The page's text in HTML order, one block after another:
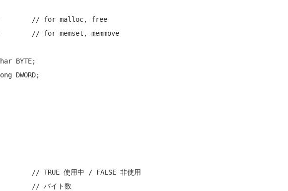
// for malloc, free
// for memset, memmove
DWORD;
// TRUE 使用中 / FALSE 非使用
// バイト数